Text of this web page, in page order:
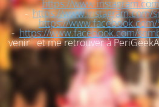
https://
-https://www.instagram.com/
https://
-https://www.facebook.com/
venir et me retrouver à